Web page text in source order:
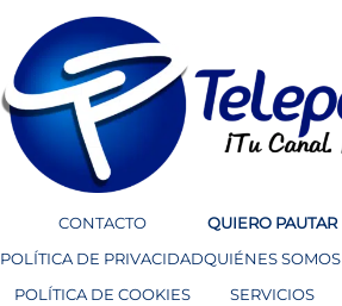
CONTACTO
POLÍTICA DE PRIVACIDAD
POLÍTICA DE COOKIES
QUIERO PAUTAR
QUIÉNES SOMOS
SERVICIOS